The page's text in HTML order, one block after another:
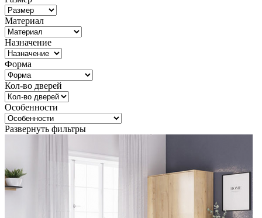
Материал
Назначение
Форма
Кол-во дверей
Особенности
Развернуть фильтры